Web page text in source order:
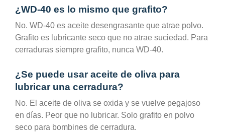
¿WD-40 es lo mismo que grafito?
No. WD-40 es aceite desengrasante que atrae polvo.
Grafito es lubricante seco que no atrae suciedad. Para
cerraduras siempre grafito, nunca WD-40.
¿Se puede usar aceite de oliva para
lubricar una cerradura?
No. El aceite de oliva se oxida y se vuelve pegajoso
en días. Peor que no lubricar. Solo grafito en polvo
seco para bombines de cerradura.